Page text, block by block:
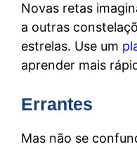
Novas retas
a outras
estrelas. Use um
aprender mais
Errantes
Mas não se